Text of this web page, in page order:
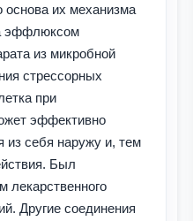
основа их механизма
эффлюксом
из микробной
стрессорных
при
эффективно
из себя наружу и, тем
Был
лекарственного
Другие соединения